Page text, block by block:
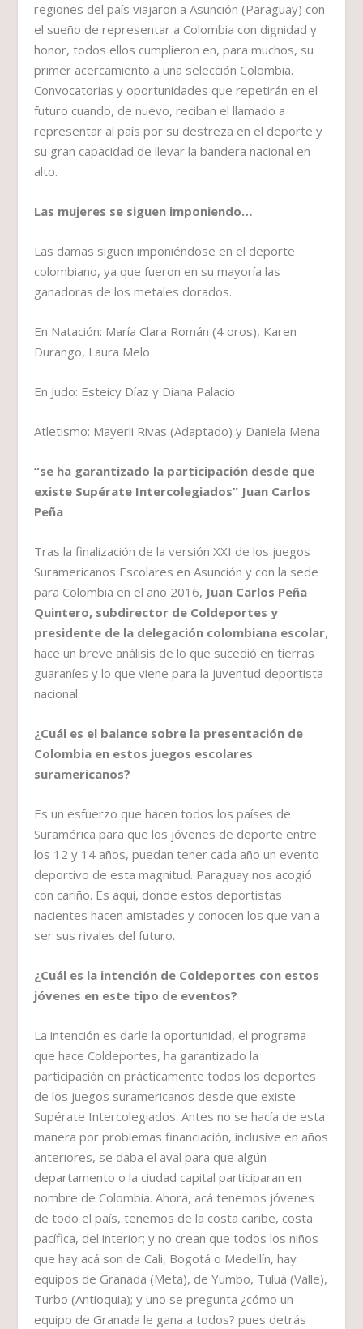
regiones del país viajaron a Asunción (Paraguay) con
el sueño de representar a Colombia con dignidad y
honor, todos ellos cumplieron en, para muchos, su
primer acercamiento a una selección Colombia.
Convocatorias y oportunidades que repetirán en el
futuro cuando, de nuevo, reciban el llamado a
representar al país por su destreza en el deporte y
su gran capacidad de llevar la bandera nacional en
alto.
Las mujeres se siguen imponiendo…
Las damas siguen imponiéndose en el deporte
colombiano, ya que fueron en su mayoría las
ganadoras de los metales dorados.
En Natación: María Clara Román (4 oros), Karen
Durango, Laura Melo
En Judo: Esteicy Díaz y Diana Palacio
Atletismo: Mayerli Rivas (Adaptado) y Daniela Mena
“se ha garantizado la participación desde que
existe Supérate Intercolegiados” Juan Carlos
Peña
Tras la finalización de la versión XXI de los juegos
Suramericanos Escolares en Asunción y con la sede
para Colombia en el año 2016, Juan Carlos Peña
Quintero, subdirector de Coldeportes y
presidente de la delegación colombiana escolar,
hace un breve análisis de lo que sucedió en tierras
guaraníes y lo que viene para la juventud deportista
nacional.
¿Cuál es el balance sobre la presentación de
Colombia en estos juegos escolares
suramericanos?
Es un esfuerzo que hacen todos los países de
Suramérica para que los jóvenes de deporte entre
los 12 y 14 años, puedan tener cada año un evento
deportivo de esta magnitud. Paraguay nos acogió
con cariño. Es aquí, donde estos deportistas
nacientes hacen amistades y conocen los que van a
ser sus rivales del futuro.
¿Cuál es la intención de Coldeportes con estos
jóvenes en este tipo de eventos?
La intención es darle la oportunidad, el programa
que hace Coldeportes, ha garantizado la
participación en prácticamente todos los deportes
de los juegos suramericanos desde que existe
Supérate Intercolegiados. Antes no se hacía de esta
manera por problemas financiación, inclusive en años
anteriores, se daba el aval para que algún
departamento o la ciudad capital participaran en
nombre de Colombia. Ahora, acá tenemos jóvenes
de todo el país, tenemos de la costa caribe, costa
pacífica, del interior; y no crean que todos los niños
que hay acá son de Cali, Bogotá o Medellín, hay
equipos de Granada (Meta), de Yumbo, Tuluá (Valle),
Turbo (Antioquia); y uno se pregunta ¿cómo un
equipo de Granada le gana a todos? pues detrás